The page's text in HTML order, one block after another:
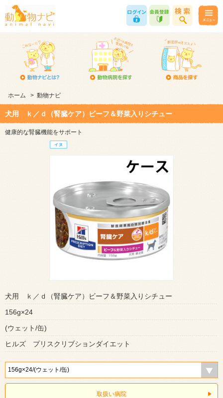
ホーム > 動物ナビ
犬用 ｋ／ｄ（腎臓ケア）ビーフ＆野菜入りシチュー
健康的な腎臓機能をサポート
犬用 ｋ／ｄ（腎臓ケア）ビーフ＆野菜入りシチュー
156g×24
(ウェット/缶)
ヒルズ プリスクリブションダイエット
取扱い病院